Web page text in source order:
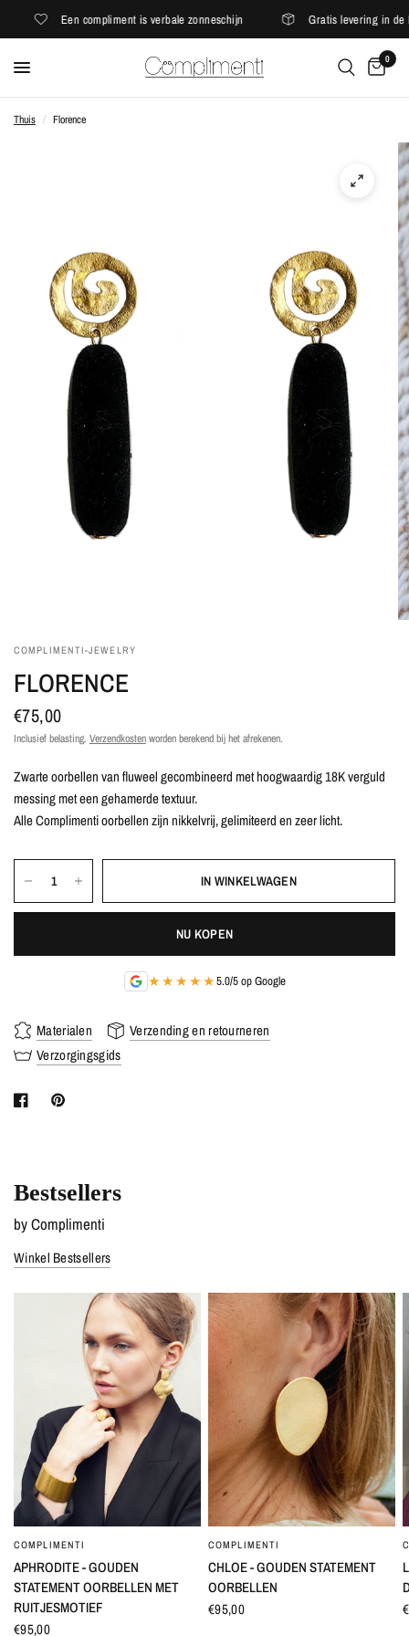
Een compliment is verbale zonneschijn Gratis levering in de
0
Thuis / Florence
COMPLIMENTI-JEWELRY
FLORENCE
€75,00
Inclusief belasting. Verzendkostenworden berekend bij het afrekenen.
Zwarte oorbellen van fluweel gecombineerd met hoogwaardig 18K verguld
messing met een gehamerde textuur.
Alle Complimenti oorbellen zijn nikkelvrij, gelimiteerd en zeer licht.
IN WINKELWAGEN
NU KOPEN
★★★★★5.0/5 op Google
Materialen
Verzending en retourneren
Verzorgingsgids
Bestsellers
by Complimenti
Winkel Bestsellers
SNEL BEKIJKEN
COMPLIMENTI
APHRODITE - GOUDEN
STATEMENT OORBELLEN MET
RUITJESMOTIEF
€95,00
SNEL BEKIJKEN
COMPLIMENTI
CHLOE - GOUDEN STATEMENT
OORBELLEN
€95,00